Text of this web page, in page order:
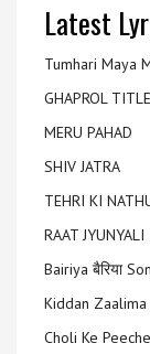
Latest
Tumhari Maya
GHAPROL
MERU PAHAD
SHIV JATRA
TEHRI KI
RAAT JYUNYALI
Bairiya बैरिया
Kiddan Zaalima
Choli Ke